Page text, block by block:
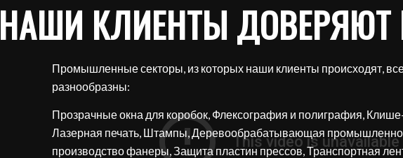
НАШИ КЛИЕНТЫ ДОВЕРЯЮТ
Промышленные секторы, из которых наши клиенты происходят,
разнообразны:
Прозрачные окна для коробок, Флексография и полиграфия,
Лазерная печать, Штампы, Деревообрабатывающая
производство фанеры, Защита пластин прессов, Транспортная